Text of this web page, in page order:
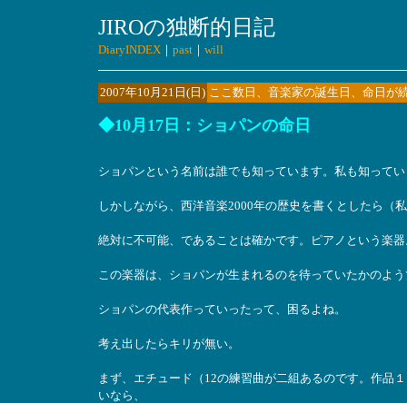
JIROの独断的日記
DiaryINDEX｜ past｜ will
2007年10月21日(日) ここ数日、音楽家の誕生日、命日が
◆10月17日：ショパンの命日
ショパンという名前は誰でも知っています。私も知って
しかしながら、西洋音楽2000年の歴史を書くとしたら（
絶対に不可能、であることは確かです。ピアノという楽
この楽器は、ショパンが生まれるのを待っていたかのよ
ショパンの代表作っていったって、困るよね。
考え出したらキリが無い。
まず、エチュード（12の練習曲が二組あるのです。作品
いなら、